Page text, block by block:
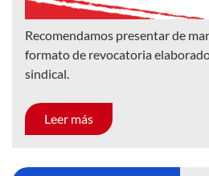
Recomendamos presentar de
formato de revocatoria
sindical.
Leer más